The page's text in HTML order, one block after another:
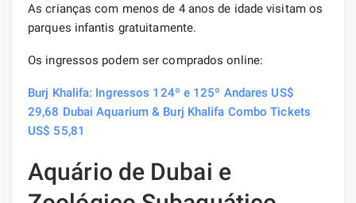
As crianças com menos de 4 anos de idade visitam os
parques infantis gratuitamente.
Os ingressos podem ser comprados online:
Burj Khalifa: Ingressos 124º e 125º Andares US$
29,68 Dubai Aquarium & Burj Khalifa Combo Tickets
US$ 55,81
Aquário de Dubai e